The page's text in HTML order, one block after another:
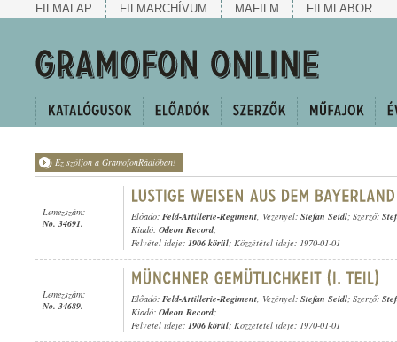
FILMALAP FILMARCHÍVUM MAFILM FILMLABOR
Ez szóljon a GramofonRádióban!
Lemezszám:
No. 34691.
Előadó: Feld-Artillerie-Regiment, Vezényel: Stefan Seidl; Szerző:
Kiadó: Odeon Record;
Felvétel ideje: 1906 körül; Közzététel ideje: 1970-01-01
Lemezszám:
No. 34689.
Előadó: Feld-Artillerie-Regiment, Vezényel: Stefan Seidl; Szerző:
Kiadó: Odeon Record;
Felvétel ideje: 1906 körül; Közzététel ideje: 1970-01-01